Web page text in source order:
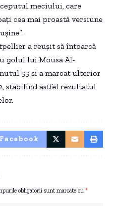
meciului, care
cea mai proastă versiune
a reușit să întoarcă
golul lui Mousa Al-
55 și a marcat ulterior
stabilind astfel rezultatul
Facebook
obligatorii sunt marcate cu *